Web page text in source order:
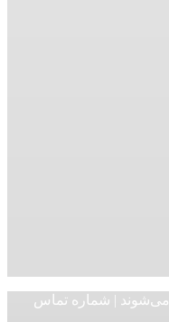
می‌شوند | شماره تماس